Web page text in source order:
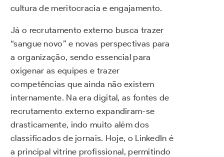
cultura de meritocracia e engajamento.
Já o recrutamento externo busca trazer
“sangue novo” e novas perspectivas para
a organização, sendo essencial para
oxigenar as equipes e trazer
competências que ainda não existem
internamente. Na era digital, as fontes de
recrutamento externo expandiram-se
drasticamente, indo muito além dos
classificados de jornais. Hoje, o LinkedIn é
a principal vitrine profissional, permitindo